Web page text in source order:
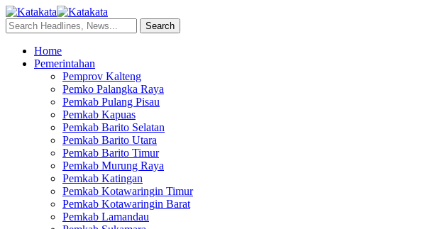
Home
Pemerintahan
Pemprov Kalteng
Pemko Palangka Raya
Pemkab Pulang Pisau
Pemkab Kapuas
Pemkab Barito Selatan
Pemkab Barito Utara
Pemkab Barito Timur
Pemkab Murung Raya
Pemkab Katingan
Pemkab Kotawaringin Timur
Pemkab Kotawaringin Barat
Pemkab Lamandau